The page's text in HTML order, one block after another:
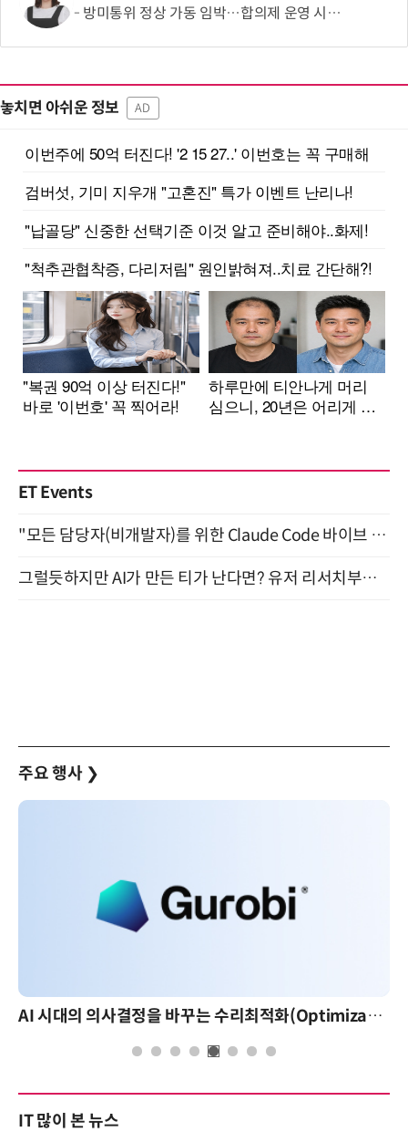
방미통위 정상 가동 임박…합의제 운영 시험대
놓치면 아쉬운 정보 AD
ET Events
"모든 담당자(비개발자)를 위한 Claude Code 바이브 코딩 2-day 부트캠프" 9월 16~17일 개최
그럴듯하지만 AI가 만든 티가 난다면? 유저 리서치부터 배포까지! (9/15)
주요 행사 ❯
AI 시대의 의사결정을 바꾸는 수리최적화(Optimization): 실제 산업 적용 사례와 활용 전략 AI 핀옵
IT 많이 본 뉴스